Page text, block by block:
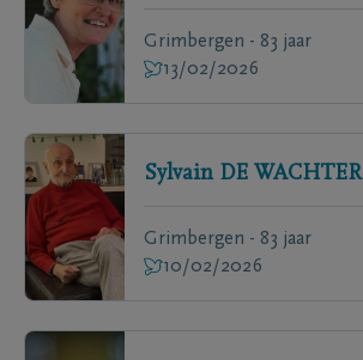
Grimbergen - 83 jaar
13/02/2026
Sylvain DE WACHTER
Grimbergen - 83 jaar
10/02/2026